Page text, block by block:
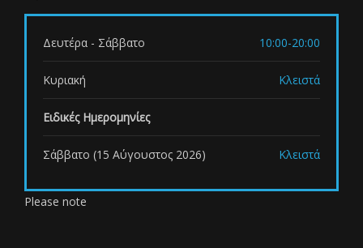
Δευτέρα - Σάββατο 10:00-20:00
Κυριακή Κλειστά
Ειδικές Ημερομηνίες
Σάββατο (15 Αύγουστος 2026) Κλειστά
Please note